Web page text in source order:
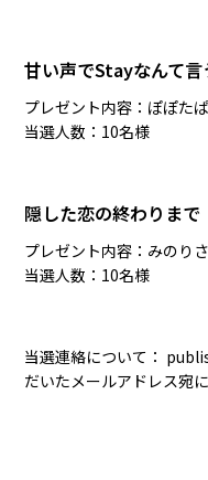
甘い声でStayなんて言
プレゼント内容：ぽぽた
当選人数：10名様
隠した恋の終わりまで
プレゼント内容：みのり
当選人数：10名様
当選連絡について：
だいたメールアドレス宛